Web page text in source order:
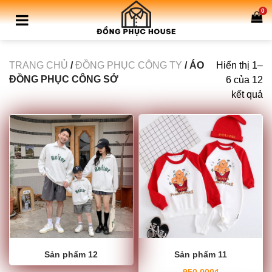
0
TRANG CHỦ /ĐỒNG PHỤC CÔNG TY / ÁO
ĐỒNG PHỤC CÔNG SỞ
Hiển thị 1–
6 của 12
kết quả
Sản phẩm 12
Sản phẩm 11